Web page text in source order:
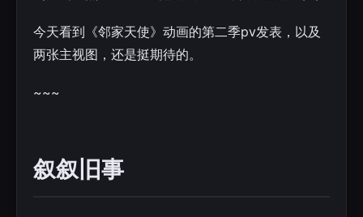
今天看到《邻家天使》动画的第二季pv发表，以及
两张主视图，还是挺期待的。
~~~
叙叙旧事